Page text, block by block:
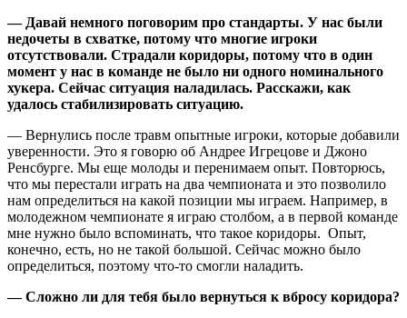
— Давай немного поговорим про стандарты. У нас были
недочеты в схватке, потому что многие игроки
отсутствовали. Страдали коридоры, потому что в один
момент у нас в команде не было ни одного номинального
хукера. Сейчас ситуация наладилась. Расскажи, как
удалось стабилизировать ситуацию.
— Вернулись после травм опытные игроки, которые добавили
уверенности. Это я говорю об Андрее Игрецове и Джоно
Ренсбурге. Мы еще молоды и перенимаем опыт. Повторюсь,
что мы перестали играть на два чемпионата и это позволило
нам определиться на какой позиции мы играем. Например, в
молодежном чемпионате я играю столбом, а в первой команде
мне нужно было вспоминать, что такое коридоры. Опыт,
конечно, есть, но не такой большой. Сейчас можно было
определиться, поэтому что-то смогли наладить.
— Сложно ли для тебя было вернуться к вбросу коридора?